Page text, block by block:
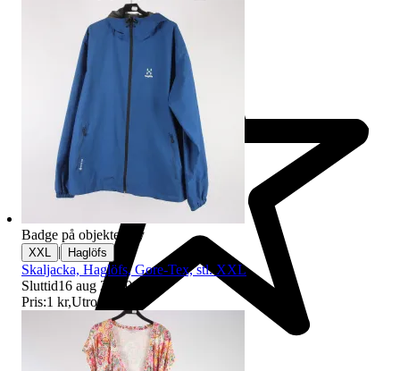
Badge på objektet: Ny
XXL | Haglöfs
Skaljacka, Haglöfs, Gore-Tex, stl. XXL
Sluttid16 aug 20:50.
Pris:1 kr,Utropspris